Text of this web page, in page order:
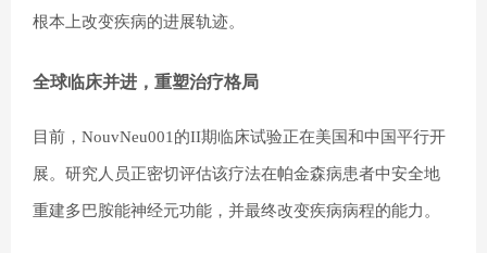
根本上改变疾病的进展轨迹。
全球临床并进，重塑治疗格局
目前，NouvNeu001的II期临床试验正在美国和中国平行开
展。研究人员正密切评估该疗法在帕金森病患者中安全地
重建多巴胺能神经元功能，并最终改变疾病病程的能力。